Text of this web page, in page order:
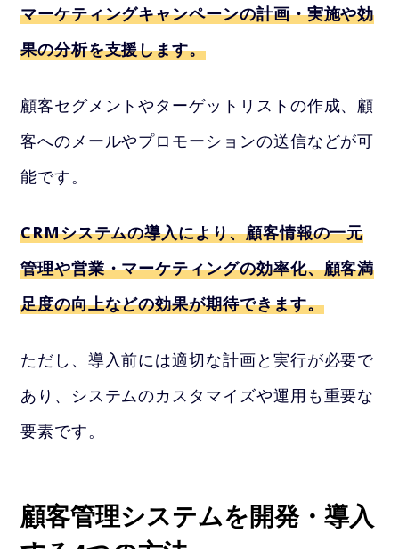
マーケティングキャンペーンの計画・実施や効
果の分析を支援します。
顧客セグメントやターゲットリストの作成、顧
客へのメールやプロモーションの送信などが可
能です。
CRMシステムの導入により、顧客情報の一元
管理や営業・マーケティングの効率化、顧客満
足度の向上などの効果が期待できます。
ただし、導入前には適切な計画と実行が必要で
あり、システムのカスタマイズや運用も重要な
要素です。
顧客管理システムを開発・導入